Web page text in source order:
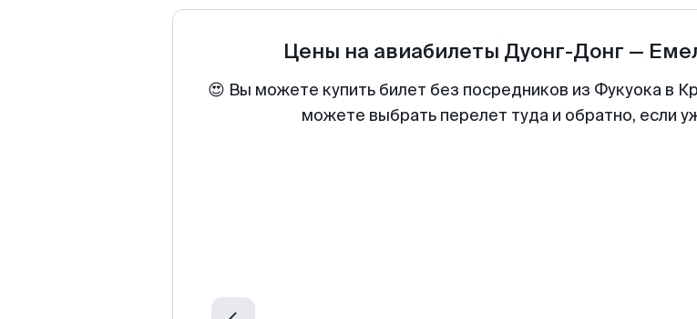
Цены на авиабилеты Дуонг-Донг —
😍 Вы можете купить билет без посредников из Фукуока в
можете выбрать перелет туда и обратно, если